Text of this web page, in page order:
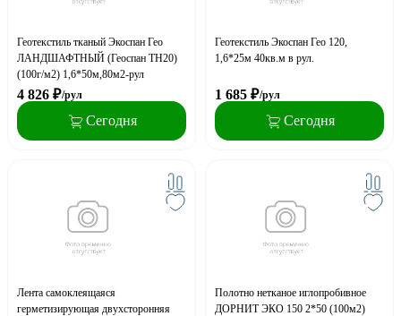
Геотекстиль тканый Экоспан Гео
ЛАНДШАФТНЫЙ (Геоспан ТН20)
(100г/м2) 1,6*50м,80м2-рул
4 826 ₽/рул
Сегодня
Геотекстиль Экоспан Гео 120,
1,6*25м 40кв.м в рул.
1 685 ₽/рул
Сегодня
Лента самоклеящаяся
герметизирующая двухсторонняя
Полотно нетканое иглопробивное
ДОРНИТ ЭКО 150 2*50 (100м2)